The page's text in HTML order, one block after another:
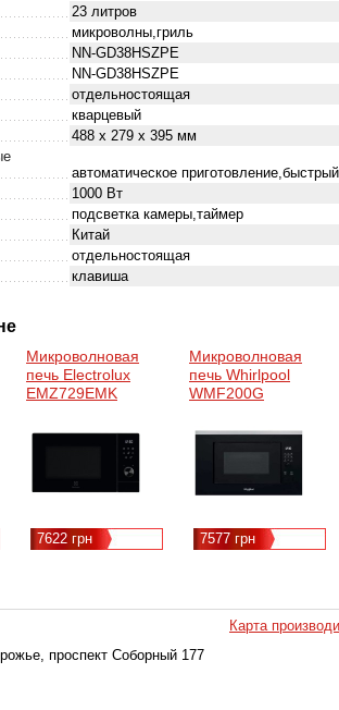
23 литров
микроволны,гриль
NN-GD38HSZPE
NN-GD38HSZPE
отдельностоящая
кварцевый
488 x 279 x 395 мм
автоматическое
1000 Вт
подсветка камеры,таймер
Китай
отдельностоящая
клавиша
Микроволновая
печь Electrolux
EMZ729EMK
7622 грн
Микроволновая
печь Whirlpool
WMF200G
7577 грн
Карта
проспект Соборный 177